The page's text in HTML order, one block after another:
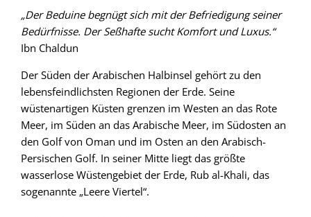
„Der Beduine begnügt sich mit der Befriedigung seiner
Bedürfnisse. Der Seßhafte sucht Komfort und Luxus.“
Ibn Chaldun
Der Süden der Arabischen Halbinsel gehört zu den
lebensfeindlichsten Regionen der Erde. Seine
wüstenartigen Küsten grenzen im Westen an das Rote
Meer, im Süden an das Arabische Meer, im Südosten an
den Golf von Oman und im Osten an den Arabisch-
Persischen Golf. In seiner Mitte liegt das größte
wasserlose Wüstengebiet der Erde, Rub al-Khali, das
sogenannte „Leere Viertel“.